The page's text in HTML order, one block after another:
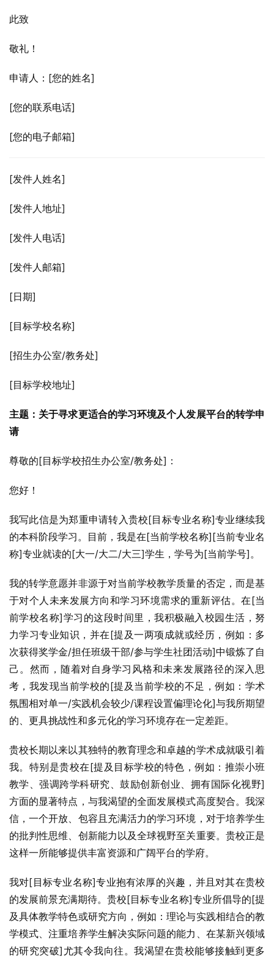
此致
敬礼！
申请人：[您的姓名]
[您的联系电话]
[您的电子邮箱]
[发件人姓名]
[发件人地址]
[发件人电话]
[发件人邮箱]
[日期]
[目标学校名称]
[招生办公室/教务处]
[目标学校地址]
主题：关于寻求更适合的学习环境及个人发展平台的转学申
请
尊敬的[目标学校招生办公室/教务处]：
您好！
我写此信是为郑重申请转入贵校[目标专业名称]专业继续我
的本科阶段学习。目前，我是在[当前学校名称][当前专业名
称]专业就读的[大一/大二/大三]学生，学号为[当前学号]。
我的转学意愿并非源于对当前学校教学质量的否定，而是基
于对个人未来发展方向和学习环境需求的重新评估。在[当
前学校名称]学习的这段时间里，我积极融入校园生活，努
力学习专业知识，并在[提及一两项成就或经历，例如：多
次获得奖学金/担任班级干部/参与学生社团活动]中锻炼了自
己。然而，随着对自身学习风格和未来发展路径的深入思
考，我发现当前学校的[提及当前学校的不足，例如：学术
氛围相对单一/实践机会较少/课程设置偏理论化]与我所期望
的、更具挑战性和多元化的学习环境存在一定差距。
贵校长期以来以其独特的教育理念和卓越的学术成就吸引着
我。特别是贵校在[提及目标学校的特色，例如：推崇小班
教学、强调跨学科研究、鼓励创新创业、拥有国际化视野]
方面的显著特点，与我渴望的全面发展模式高度契合。我深
信，一个开放、包容且充满活力的学习环境，对于培养学生
的批判性思维、创新能力以及全球视野至关重要。贵校正是
这样一所能够提供丰富资源和广阔平台的学府。
我对[目标专业名称]专业抱有浓厚的兴趣，并且对其在贵校
的发展前景充满期待。贵校[目标专业名称]专业所倡导的[提
及具体教学特色或研究方向，例如：理论与实践相结合的教
学模式、注重培养学生解决实际问题的能力、在某新兴领域
的研究突破]尤其令我向往。我渴望在贵校能够接触到更多